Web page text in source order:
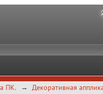
ПК. Декоративная